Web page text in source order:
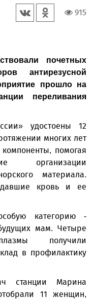
915
почетных
антирезусной
прошло на
переливания
удостоены 12
многих лет
помогая
организации
материала.
кровь и ее
категорию -
мам. Четыре
получили
в профилактику
станции Марина
11 женщин,